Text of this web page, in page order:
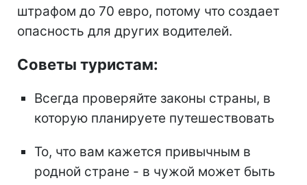
штрафом до 70 евро, потому что создает
опасность для других водителей.
Советы туристам:
Всегда проверяйте законы страны, в
которую планируете путешествовать
То, что вам кажется привычным в
родной стране - в чужой может быть